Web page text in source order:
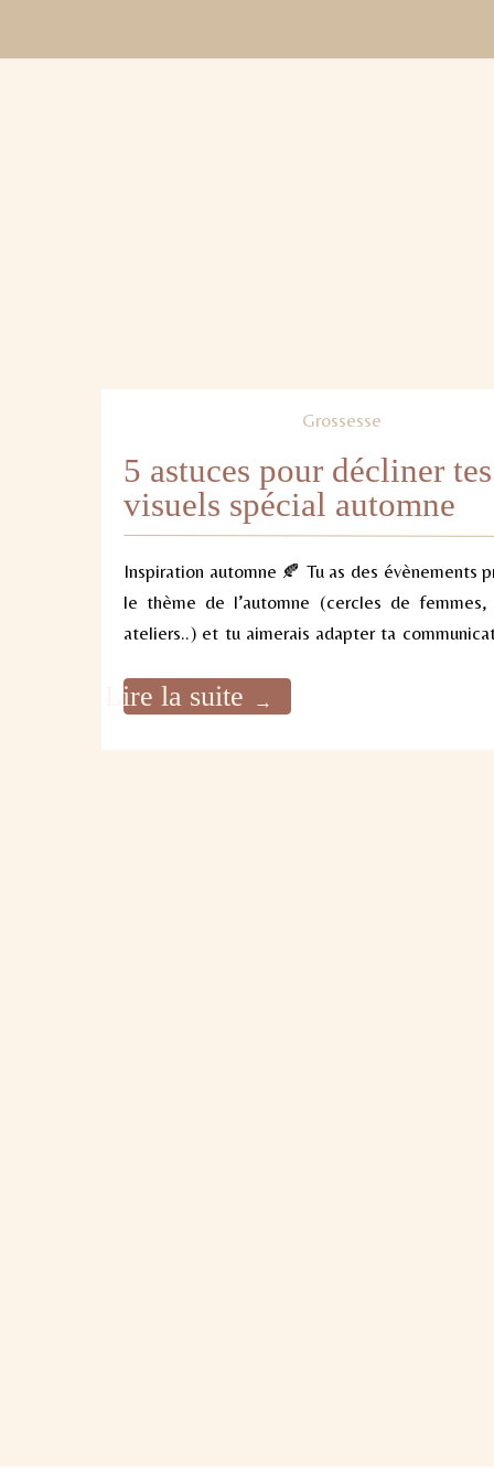
Lire la suite
Inspiration automne 🍂 Tu as des évènements
le thème de l’automne (cercles de
ateliers..) et tu aimerais adapter ta
dans cet article 5 éléments pour décliner
5 astuces pour décliner tes
visuels spécial automne
Grossesse
→